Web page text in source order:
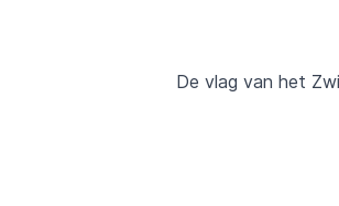
De vlag van het